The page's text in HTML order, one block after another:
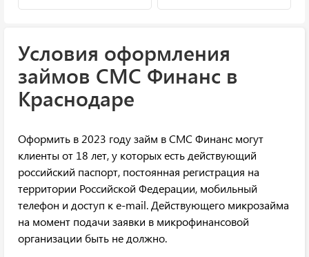
Условия оформления
займов СМС Финанс в
Краснодаре
Оформить в 2023 году займ в СМС Финанс могут
клиенты от 18 лет, у которых есть действующий
российский паспорт, постоянная регистрация на
территории Российской Федерации, мобильный
телефон и доступ к e-mail. Действующего микрозайма
на момент подачи заявки в микрофинансовой
организации быть не должно.